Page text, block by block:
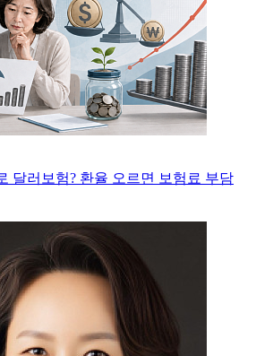
달러보험? 환율 오르면 보험료 부담